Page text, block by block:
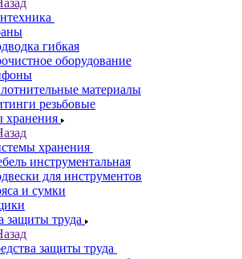
гибкая
оборудование
материалы
резьбовые
хранения
хранения
инструментальная
для инструментов
и сумки
защиты труда
защиты труда